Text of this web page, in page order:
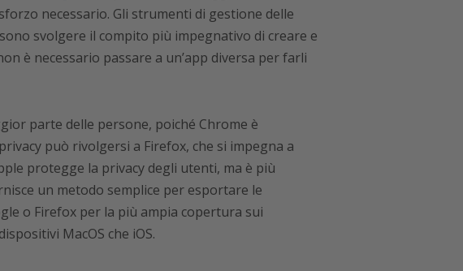
necessario. Gli strumenti di gestione delle
svolgere il compito più impegnativo di creare e
è necessario passare a un’app diversa per farli
parte delle persone, poiché Chrome è
può rivolgersi a Firefox, che si impegna a
protegge la privacy degli utenti, ma è più
un metodo semplice per esportare le
o Firefox per la più ampia copertura sui
MacOS che iOS.